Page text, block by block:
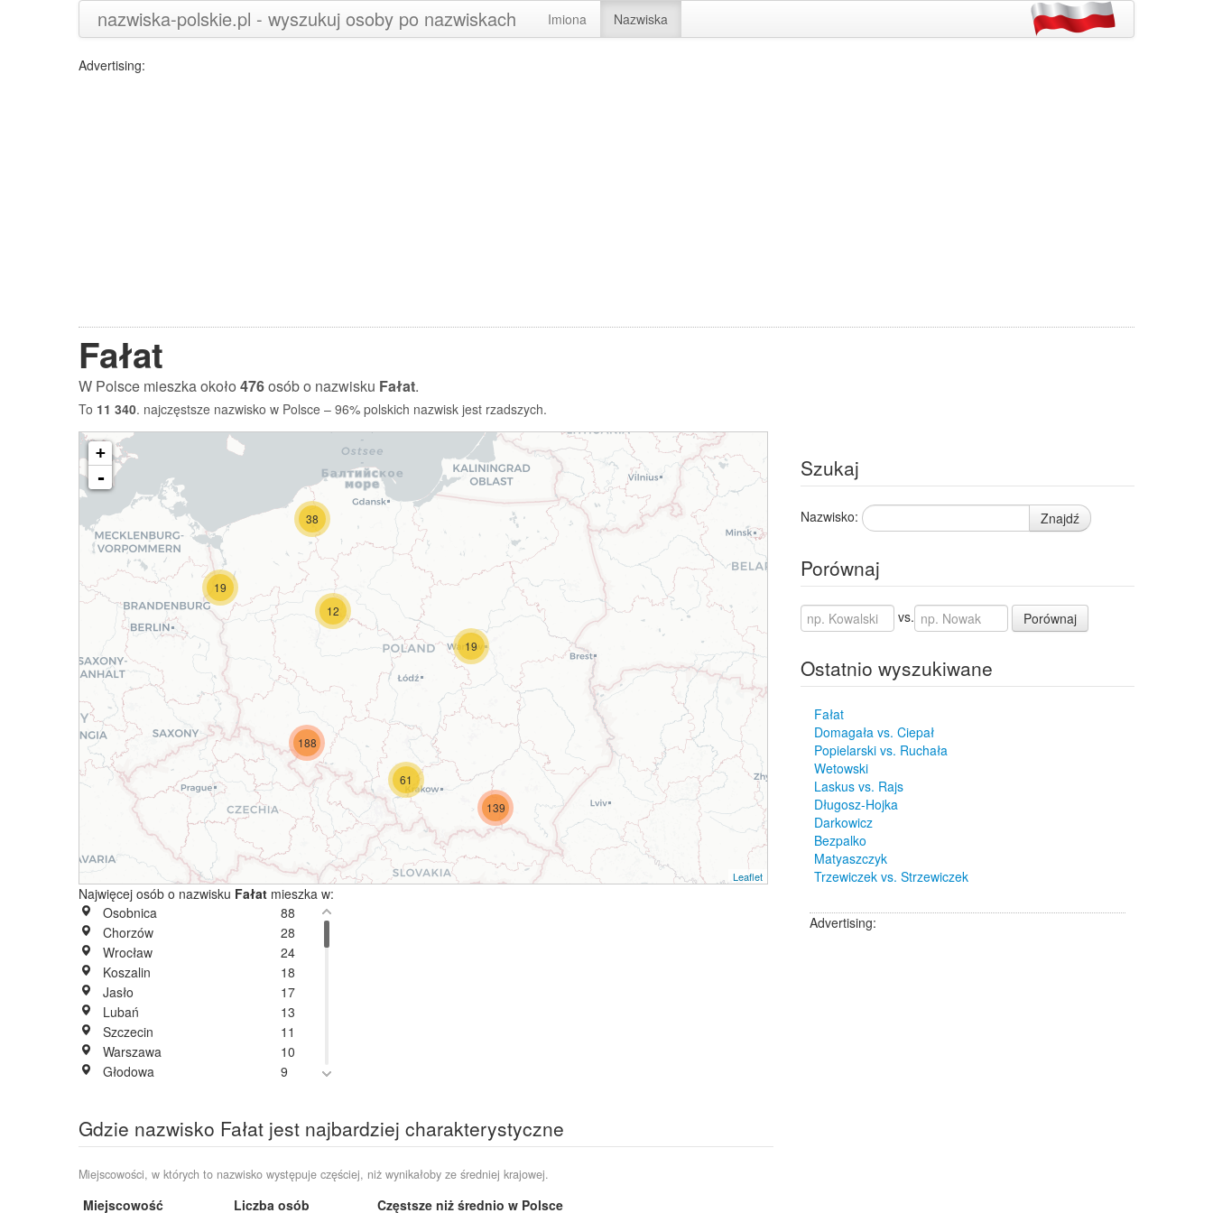
nazwiska-polskie.pl - wyszukuj osoby po nazwiskach Imiona Nazwiska
Advertising:
Fałat
W Polsce mieszka około476osób o nazwisku Fałat.
To 11 340. najczęstsze nazwisko w Polsce – 96% polskich nazwisk jest rzadszych.
19
38
19
12
188
61
139
+
-
Leaflet
Najwięcej osób o nazwisku Fałat mieszka w:
Osobnica
88
Chorzów
28
Wrocław
24
Koszalin
18
Jasło
17
Lubań
13
Szczecin
11
Warszawa
10
Głodowa
9
Chocianów
8
Gorlice
8
Opole
8
Gdzie nazwisko Fałat jest najbardziej charakterystyczne
Miejscowości, w których to nazwisko występuje częściej, niż wynikałoby ze średniej krajowej.
Miejscowość Liczba osób
Częstsze niż średnio w Polsce
Szukaj
Nazwisko: Znajdź
Porównaj
vs. Porównaj
Ostatnio wyszukiwane
Fałat
Domagała vs. Ciepał
Popielarski vs. Ruchała
Wetowski
Laskus vs. Rajs
Długosz-Hojka
Darkowicz
Bezpalko
Matyaszczyk
Trzewiczek vs. Strzewiczek
Advertising: